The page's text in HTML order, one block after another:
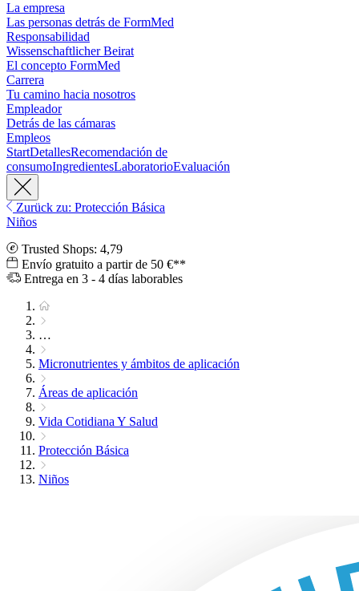
La empresa
Las personas detrás de FormMed
Responsabilidad
Wissenschaftlicher Beirat
El concepto FormMed
Carrera
Tu camino hacia nosotros
Empleador
Detrás de las cámaras
Empleos
StartDetallesRecomendación de
consumoIngredientesLaboratorioEvaluación
Zurück zu: Protección Básica
Niños
Trusted Shops: 4,79
Envío gratuito a partir de 50 €**
Entrega en 3 - 4 días laborables
…
Micronutrientes y ámbitos de aplicación
Áreas de aplicación
Vida Cotidiana Y Salud
Protección Básica
Niños